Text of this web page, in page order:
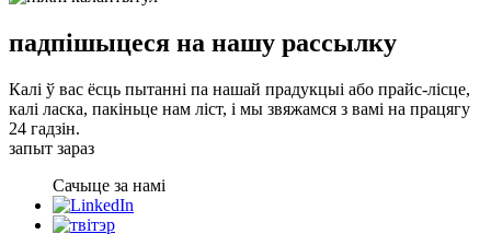
падпішыцеся на нашу рассылку
Калі ў вас ёсць пытанні па нашай прадукцыі або прайс-лісце,
калі ласка, пакіньце нам ліст, і мы звяжамся з вамі на працягу
24 гадзін.
запыт зараз
Сачыце за намі